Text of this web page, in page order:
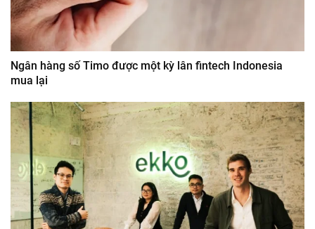
Ngân hàng số Timo được một kỳ lân fintech Indonesia
mua lại